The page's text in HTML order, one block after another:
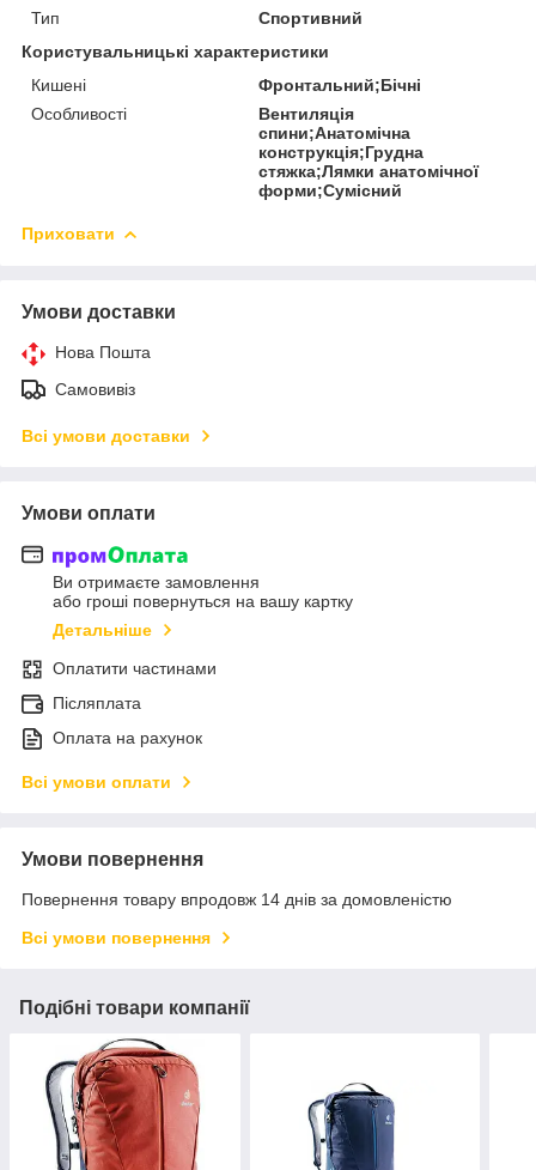
Тип
Спортивний
Користувальницькі характеристики
Кишені
Фронтальний;Бічні
Особливості
Вентиляція
спини;Анатомічна
конструкція;Грудна
стяжка;Лямки анатомічної
форми;Сумісний
Приховати
Умови доставки
Нова Пошта
Самовивіз
Всі умови доставки
Умови оплати
Ви отримаєте замовлення
або гроші повернуться на вашу картку
Детальніше
Оплатити частинами
Післяплата
Оплата на рахунок
Всі умови оплати
Умови повернення
Повернення товару впродовж 14 днів за домовленістю
Всі умови повернення
Подібні товари компанії